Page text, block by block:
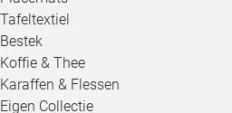
Tafeltextiel
Bestek
Koffie & Thee
Karaffen & Flessen
Eigen Collectie